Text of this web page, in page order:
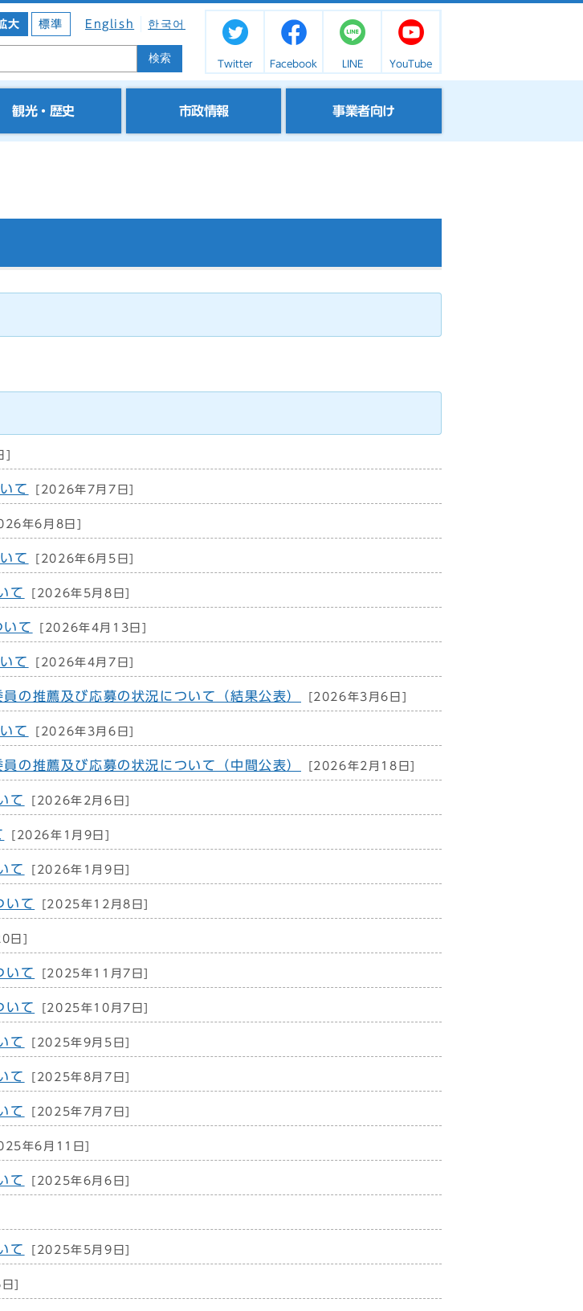
大 標準 English 한국어
検索 Twitter Facebook LINE YouTube
観光・歴史 市政情報 事業者向け
]
て [2026年7月7日]
年6月8日]
て [2026年6月5日]
て [2026年5月8日]
いて [2026年4月13日]
て [2026年4月7日]
の推薦及び応募の状況について（結果公表） [2026年3月6日]
て [2026年3月6日]
の推薦及び応募の状況について（中間公表） [2026年2月18日]
て [2026年2月6日]
[2026年1月9日]
て [2026年1月9日]
いて [2025年12月8日]
日]
いて [2025年11月7日]
いて [2025年10月7日]
て [2025年9月5日]
て [2025年8月7日]
て [2025年7月7日]
年6月11日]
て [2025年6月6日]
て [2025年5月9日]
]